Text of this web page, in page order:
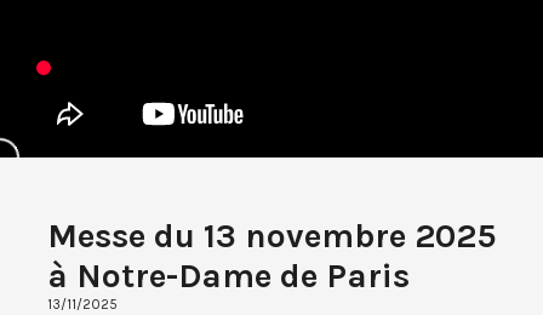
Messe du 13 novembre 2025
à Notre-Dame de Paris
13/11/2025